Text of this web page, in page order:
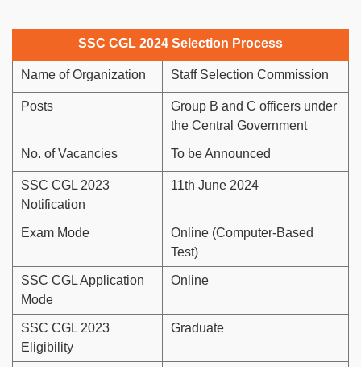
SSC CGL 2024 Selection Process
Name of Organization Staff Selection Commission
Posts
Group B and C officers under
the Central Government
No. of Vacancies To be Announced
SSC CGL 2023
Notification
11th June 2024
Exam Mode
Online (Computer-Based
Test)
SSC CGL Application
Mode
Online
SSC CGL 2023
Eligibility
Graduate